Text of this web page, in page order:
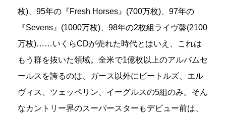
枚)、95年の『Fresh Horses』(700万枚)、97年の
『Sevens』(1000万枚)、98年の2枚組ライヴ盤(2100
万枚)……いくらCDが売れた時代とはいえ、これは
もう群を抜いた領域。全米で1億枚以上のアルバムセ
ールスを誇るのは、ガース以外にビートルズ、エル
ヴィス、ツェッペリン、イーグルスの5組のみ。そん
なカントリー界のスーパースターもデビュー前は、